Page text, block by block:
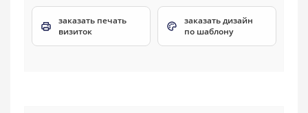
заказать печать
визиток
заказать дизайн
по шаблону